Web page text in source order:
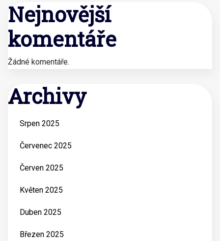
Nejnovější
komentáře
Žádné komentáře.
Archivy
Srpen 2025
Červenec 2025
Červen 2025
Květen 2025
Duben 2025
Březen 2025